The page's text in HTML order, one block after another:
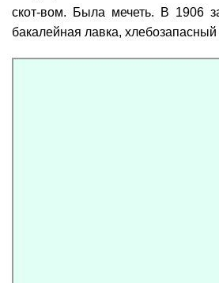
скот-вом. Была мечеть. В 1906
бакалейная лавка, хлебозапасный